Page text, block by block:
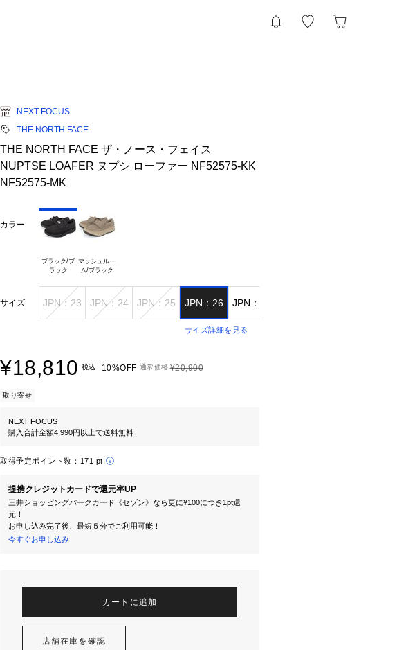
NEXT FOCUS
THE NORTH FACE
THE NORTH FACE ザ・ノース・フェイス
NUPTSE LOAFER ヌプシ ローファー NF52575-KK
NF52575-MK
カラー
ブラック/ブ マッシュルー
サイズ JPN：23 JPN：24 JPN：25 JPN：26 JPN：27
サイズ詳細を見る
¥18,810 税込 10%OFF 通常価格 ¥20,900
取り寄せ
NEXT FOCUS
購入合計金額4,990円以上で送料無料
取得予定ポイント数： 171 pt
提携クレジットカードで還元率UP
三井ショッピングパークカード《セゾン》なら更に¥100につき1pt還
元！
お申し込み完了後、最短５分でご利用可能！
今すぐお申し込み
カートに追加
店舗在庫を確認